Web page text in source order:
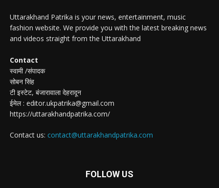
Uttarakhand Patrika is your news, entertainment, music
fashion website. We provide you with the latest breaking news
and videos straight from the Uttarakhand
Contact
स्वामी /संपादक
सोबन सिंह
टी इस्टेट, बंजारावाला देहरादून
ईमेल : editor.ukpatrika@gmail.com
https://uttarakhandpatrika.com/
Contact us: contact@uttarakhandpatrika.com
FOLLOW US